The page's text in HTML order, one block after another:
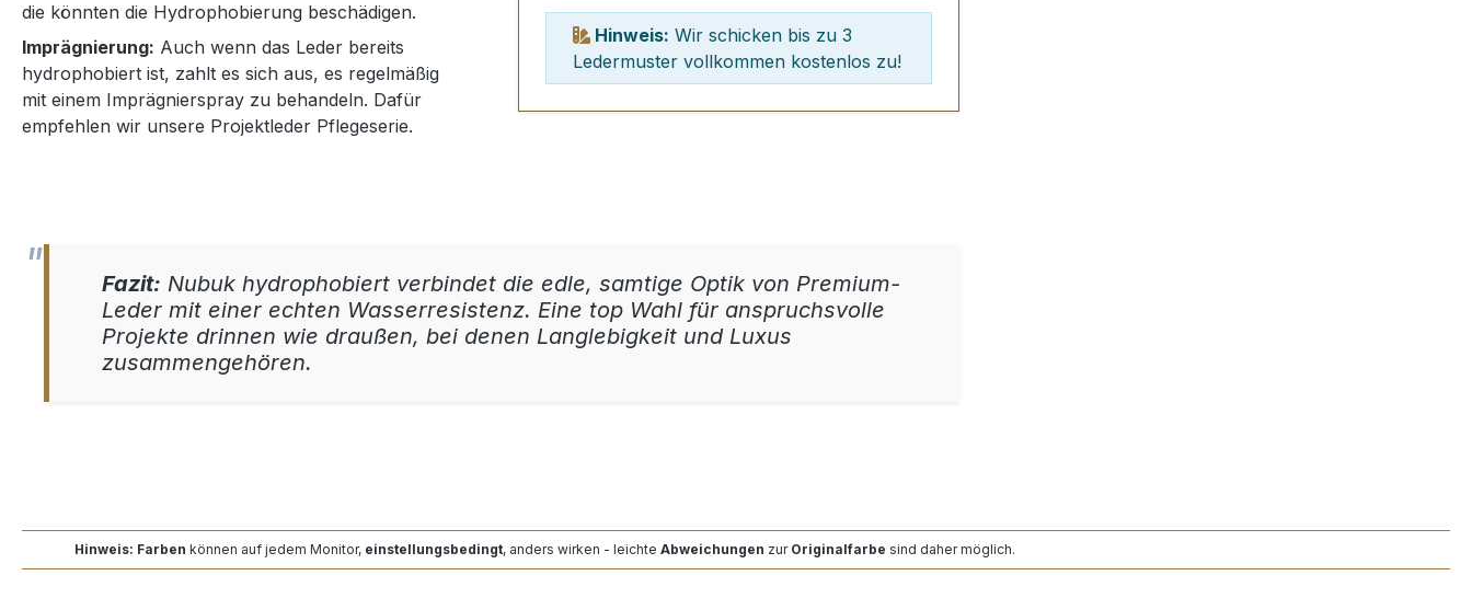
die könnten die Hydrophobierung beschädigen.
Imprägnierung: Auch wenn das Leder bereits
hydrophobiert ist, zahlt es sich aus, es regelmäßig
mit einem Imprägnierspray zu behandeln. Dafür
empfehlen wir unsere Projektleder Pflegeserie.
Hinweis: Wir schicken bis zu 3
Ledermuster vollkommen kostenlos zu!
Fazit: Nubuk hydrophobiert verbindet die edle, samtige Optik von Premium-
Leder mit einer echten Wasserresistenz. Eine top Wahl für anspruchsvolle
Projekte drinnen wie draußen, bei denen Langlebigkeit und Luxus
zusammengehören.
Hinweis: Farben können auf jedem Monitor, einstellungsbedingt, anders wirken - leichte Abweichungen zur Originalfarbe sind daher möglich.